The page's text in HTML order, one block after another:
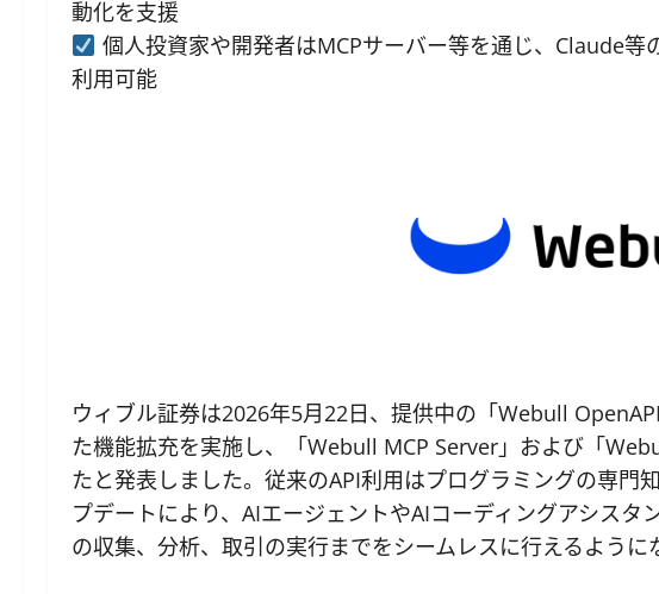
動化を支援
個人投資家や開発者はMCPサーバー等を通じ、Claude等
利用可能
ウィブル証券は2026年5月22日、提供中の「Webull
た機能拡充を実施し、「Webull MCP Server」および「
たと発表しました。従来のAPI利用はプログラミングの専門
プデートにより、AIエージェントやAIコーディングアシスタ
の収集、分析、取引の実行までをシームレスに行えるように